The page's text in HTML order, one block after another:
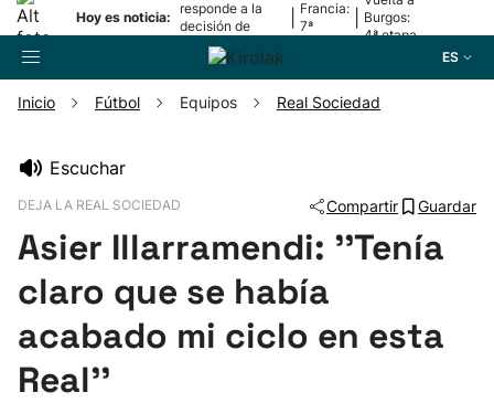
Hoy es noticia:
responde a la
decisión de
Oriamendi
Francia:
7ª
Burgos:
4ª etapa
ES
Pelota
Remo
Inicio Fútbol Equipos Real Sociedad
Escuchar
DEJA LA REAL SOCIEDAD Compartir Guardar
Asier Illarramendi: ''Tenía
claro que se había
acabado mi ciclo en esta
Real''